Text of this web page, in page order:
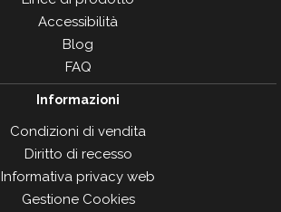
Accessibilità
Blog
FAQ
Informazioni
Condizioni di vendita
Diritto di recesso
Informativa privacy web
Gestione Cookies